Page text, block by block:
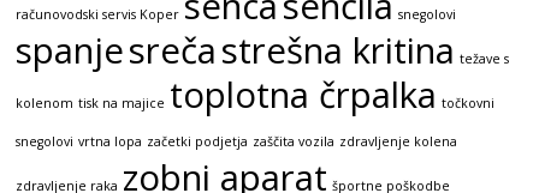
računovodski servis Koper snegolovi
spanjesrečastrešna kritina težave s
kolenom tisk na majice toplotna črpalka točkovni
snegolovi vrtna lopa začetki podjetja zaščita vozila zdravljenje kolena
zdravljenje raka zobni aparat športne poškodbe